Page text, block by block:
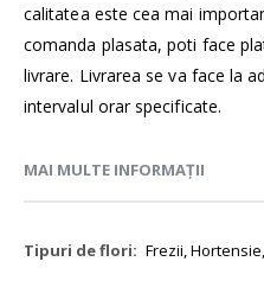
calitatea este cea mai
comanda plasata, poti face
livrare. Livrarea se va face la
intervalul orar specificate.
MAI MULTE INFORMAȚII
Mai
Frezii,